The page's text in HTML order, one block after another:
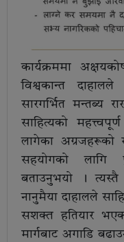
कार्यक्रममा
विश्वकान्त
सारगर्भित मन्तब्य
साहित्यको
लागेका अग्रजहरूको
सहयोगको लागि
बताउनुभयो ।
नानुमैया दाहालले
सशक्त हतियार
मार्गबाट अगाडि